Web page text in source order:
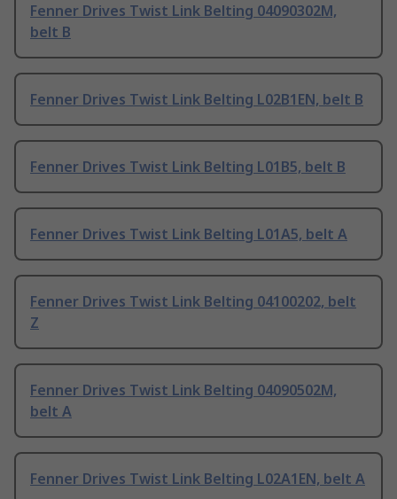
Fenner Drives Twist Link Belting 04090302M,
belt B
Fenner Drives Twist Link Belting L02B1EN, belt B
Fenner Drives Twist Link Belting L01B5, belt B
Fenner Drives Twist Link Belting L01A5, belt A
Fenner Drives Twist Link Belting 04100202, belt
Z
Fenner Drives Twist Link Belting 04090502M,
belt A
Fenner Drives Twist Link Belting L02A1EN, belt A